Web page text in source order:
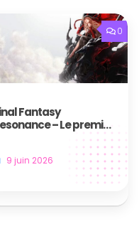
0
Fantasy
– Le premier
jeu en HD-2D de la saga
annoncé au Nintendo
9 juin 2026